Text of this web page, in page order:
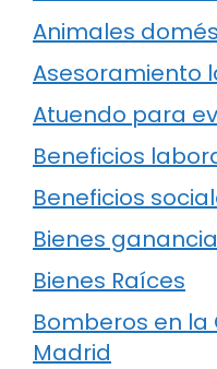
Animales
Asesoramiento
Atuendo para
Beneficios
Beneficios
Bienes
Bienes Raíces
Bomberos en
Madrid